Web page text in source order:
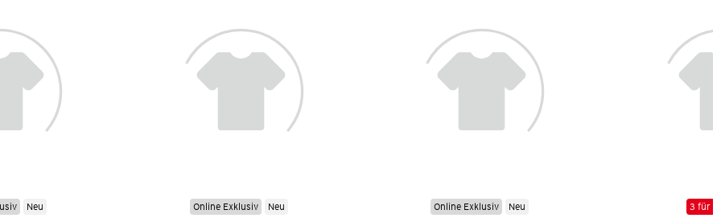
Neu Online Exklusiv Neu Online Exklusiv Neu 3 für 2